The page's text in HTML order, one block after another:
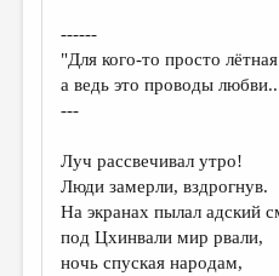
ОБЪЯВЛЕНИЯ
КОЛОНКА РЕДАКТОРА
ОТ РЕДАКЦИИ
МАЛАЯ ПРОЗА
ЭССЕИСТИКА
------
"Для кого-то просто
а ведь это проводы
---
Луч рассвечивал утро!
Люди замерли, вздрогнув.
На экранах пылал адский
под Цхинвали мир рвали,
ночь спуская народам,